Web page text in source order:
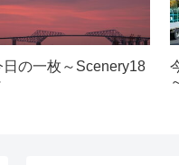
日の一枚～Scenery18